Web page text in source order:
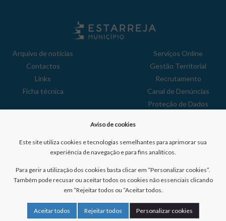
Arquivo de notícias
Contactos
Links
Ficha técnica
Serviços Online
Gestão Territorial
Recrutamento
Canal de Denúncias
Proteção de Dados
Reclamações
41011606
Aviso de cookies
Este site utiliza cookies e tecnologias semelhantes para aprimorar sua
experiência de navegação e para fins analíticos.
Para gerir a utilização dos cookies basta clicar em “Personalizar cookies”.
Também pode recusar ou aceitar todos os cookies não essenciais clicando
em “Rejeitar todos ou “Aceitar todos.
Aceitar todos Rejeitar todos Personalizar cookies